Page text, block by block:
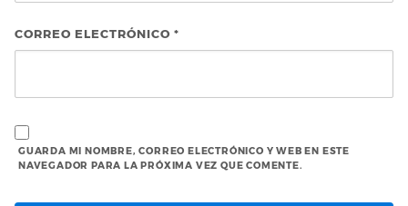
CORREO ELECTRÓNICO *
GUARDA MI NOMBRE, CORREO ELECTRÓNICO Y WEB EN ESTE
NAVEGADOR PARA LA PRÓXIMA VEZ QUE COMENTE.